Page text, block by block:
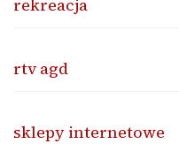
rekreacja
rtv agd
sklepy internetowe